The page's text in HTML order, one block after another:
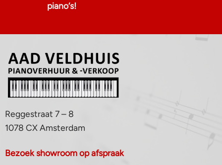
piano‘s!
Reggestraat 7 – 8
1078 CX Amsterdam
Bezoek showroom op afspraak